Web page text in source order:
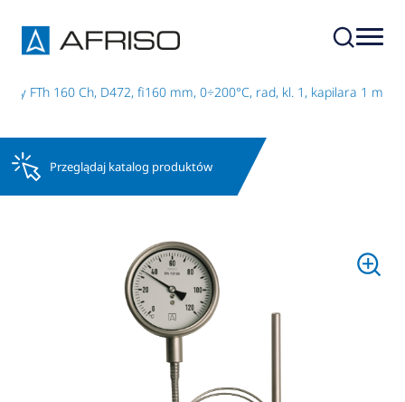
FTh 160 Ch, D472, fi160 mm, 0÷200°C, rad, kl. 1, kapilara 1 m
Przeglądaj katalog produktów